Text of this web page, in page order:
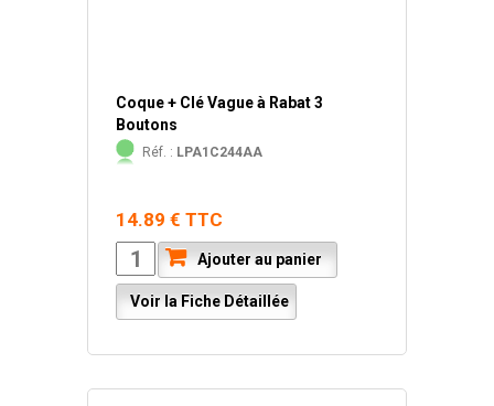
Coque + Clé Vague à Rabat 3
Boutons
Réf. : LPA1C244AA
14.89 € TTC
Ajouter au panier
Voir la Fiche Détaillée